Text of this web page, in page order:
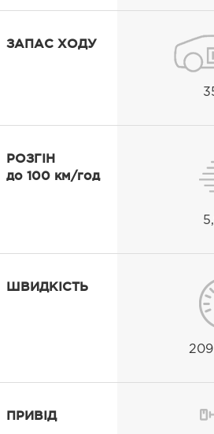
ЗАПАС ХОДУ
РОЗГІН
до 100 км/год
ШВИДКІСТЬ
ПРИВІД